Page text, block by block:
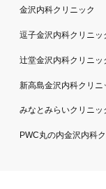
金沢内科クリニック
逗子金沢内科クリニッ
辻堂金沢内科クリニッ
新高島金沢内科クリニ
みなとみらいクリニッ
PWC丸の内金沢内科